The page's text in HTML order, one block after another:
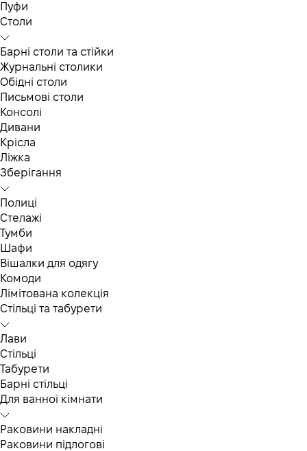
Пуфи
Столи
Барні столи та стійки
Журнальні столики
Обідні столи
Письмові столи
Консолі
Дивани
Крісла
Ліжка
Зберігання
Полиці
Стелажі
Тумби
Шафи
Вішалки для одягу
Комоди
Лімітована колекція
Стільці та табурети
Лави
Стільці
Табурети
Барні стільці
Для ванної кімнати
Раковини накладні
Раковини підлогові